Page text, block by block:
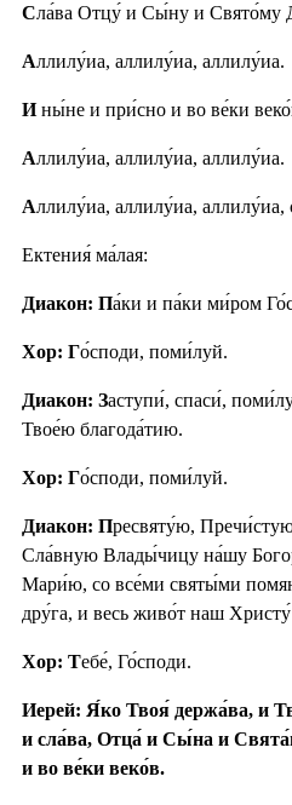
Сла́ва Отцу́ и Сы́ну и Свято́му
Аллилу́иа, аллилу́иа, аллилу́иа.
Ины́не и при́сно и во ве́ки
Аллилу́иа, аллилу́иа, аллилу́иа.
Аллилу́иа, аллилу́иа, аллилу́иа,
Ектения́ ма́лая:
Диакон: Па́ки и па́ки ми́ром
Хор: Го́споди, поми́луй.
Диакон: Заступи́, спаси́,
Твое́ю благода́тию.
Хор: Го́споди, поми́луй.
Диакон: Пресвяту́ю,
Сла́вную Влады́чицу на́шу
Мари́ю, со все́ми святы́ми
дру́га, и весь живо́т наш
Хор: Тебе́, Го́споди.
Иерей: Я́ко Твоя́ держа́ва, и
и сла́ва, Отца́ и Сы́на и
и во ве́ки веко́в.